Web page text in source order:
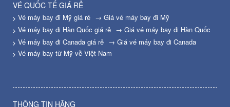
VÉ QUỐC TẾ GIÁ RẺ
Vé máy bay đi Mỹ giá rẻ → Giá vé máy bay đi Mỹ
Vé máy bay đi Hàn Quốc giá rẻ → Giá vé máy bay đi Hàn Quốc
Vé máy bay đi Canada giá rẻ → Giá vé máy bay đi Canada
Vé máy bay từ Mỹ về Việt Nam
THÔNG TIN HÃNG